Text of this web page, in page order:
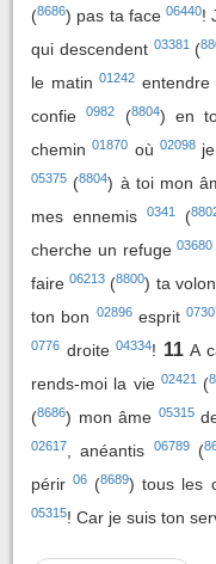
(8686) pas ta face06440!
qui descendent 03381(
le matin01242 entendre
confie0982 (8804) en
chemin01870 où 02098je
05375 (8804) à toi mon
mes ennemis
0341 (
cherche un refuge03680
faire06213 (8800) ta
ton bon 02896esprit
0776 droite04334! 11 A
rends-moi la vie 02421(
(8686) mon âme 05315
02617 , anéantis 06789(
périr06 (8689) tous les
05315! Car je suis ton